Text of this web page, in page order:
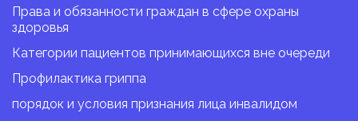
Права и обязанности граждан в сфере охраны
здоровья
Категории пациентов принимающихся вне очереди
Профилактика гриппа
порядок и условия признания лица инвалидом